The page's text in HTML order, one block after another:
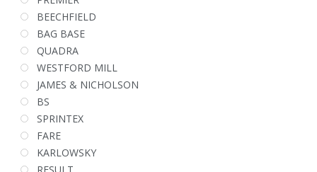
BEECHFIELD
BAG BASE
QUADRA
WESTFORD MILL
JAMES & NICHOLSON
BS
SPRINTEX
FARE
KARLOWSKY